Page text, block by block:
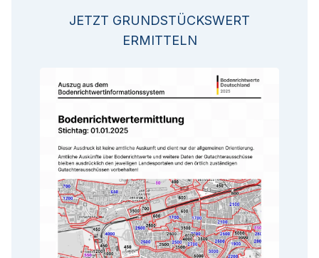
JETZT GRUNDSTÜCKSWERT
ERMITTELN